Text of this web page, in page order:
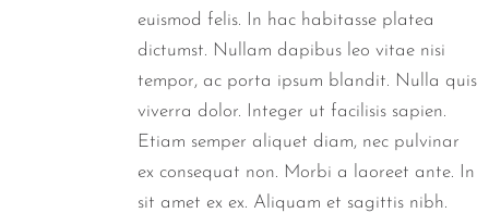
euismod felis. In hac habitasse platea
dictumst. Nullam dapibus leo vitae nisi
tempor, ac porta ipsum blandit. Nulla quis
viverra dolor. Integer ut facilisis sapien.
Etiam semper aliquet diam, nec pulvinar
ex consequat non. Morbi a laoreet ante. In
sit amet ex ex. Aliquam et sagittis nibh.